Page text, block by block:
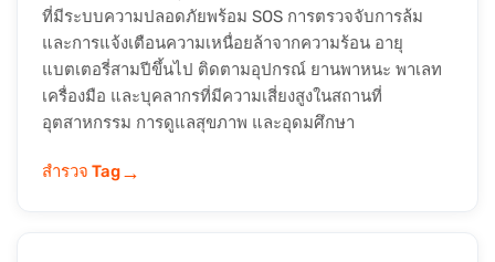
ที่มีระบบความปลอดภัยพร้อม SOS การตรวจจับการล้ม
และการแจ้งเตือนความเหนื่อยล้าจากความร้อน อายุ
แบตเตอรี่สามปีขึ้นไป ติดตามอุปกรณ์ ยานพาหนะ พาเลท
เครื่องมือ และบุคลากรที่มีความเสี่ยงสูงในสถานที่
อุตสาหกรรม การดูแลสุขภาพ และอุดมศึกษา
สำรวจ Tag→